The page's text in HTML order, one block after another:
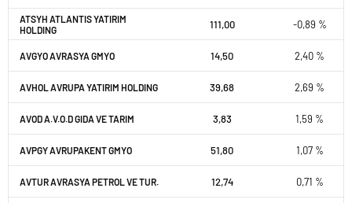
ATSYH ATLANTIS YATIRIM
HOLDING
111,00 -0,89 %
AVGYO AVRASYA GMYO 14,50 2,40 %
AVHOL AVRUPA YATIRIM HOLDING 39,68 2,69 %
AVOD A.V.O.D GIDA VE TARIM 3,83 1,59 %
AVPGY AVRUPAKENT GMYO 51,80 1,07 %
AVTUR AVRASYA PETROL VE TUR. 12,74 0,71 %